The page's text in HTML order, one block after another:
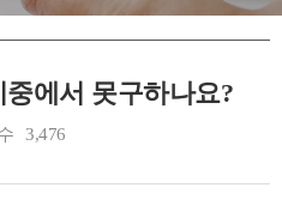
에서 못구하나요?
3,476